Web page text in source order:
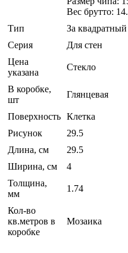
Вес брутто:
Тип
За
Серия
Для стен
Цена
указана
Стекло
В коробке,
шт
Глянцевая
Поверхность Клетка
Рисунок
29.5
Длина, см
29.5
Ширина, см
4
Толщина,
мм
1.74
Кол-во
кв.метров в
коробке
Мозаика